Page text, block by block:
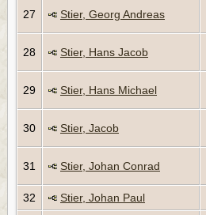
27 Stier, Georg Andreas
28 Stier, Hans Jacob
29 Stier, Hans Michael
30 Stier, Jacob
31 Stier, Johan Conrad
32 Stier, Johan Paul